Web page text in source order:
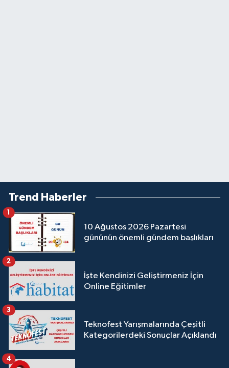
Trend Haberler
10 Ağustos 2026 Pazartesi
gününün önemli gündem başlıkları
1
İşte Kendinizi Geliştirmeniz İçin
Online Eğitimler
2
Teknofest Yarışmalarında Çeşitli
Kategorilerdeki Sonuçlar Açıklandı
3
4